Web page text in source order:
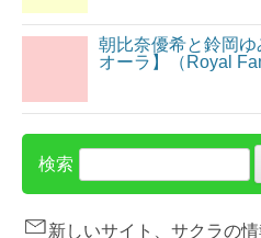
朝比奈優希と鈴岡
オーラ】（Royal
検索
新しいサイト、サクラの